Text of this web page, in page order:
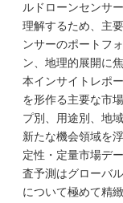
ルドローンセンサ
理解するため、主
ンサーのポートフ
ン、地理的展開に
本インサイトレポ
を形作る主要な市
プ別、用途別、地
新たな機会領域を
定性・定量市場デ
査予測はグローバ
について極めて精